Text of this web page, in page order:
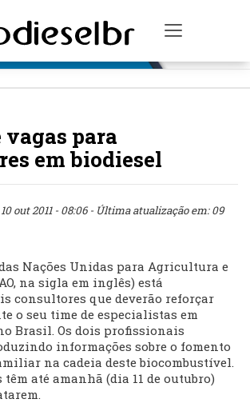
Toggle
vagas para
em biodiesel
10 out 2011 - 08:06 - Última atualização em: 09
Nações Unidas para Agricultura e
na sigla em inglês) está
consultores que deverão reforçar
o seu time de especialistas em
Brasil. Os dois profissionais
informações sobre o fomento
na cadeia deste biocombustível.
têm até amanhã (dia 11 de outubro)